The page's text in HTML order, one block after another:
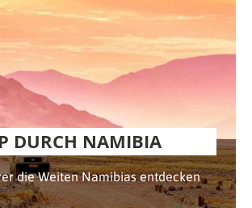
DURCH NAMIBIA
die Weiten Namibias entdecken